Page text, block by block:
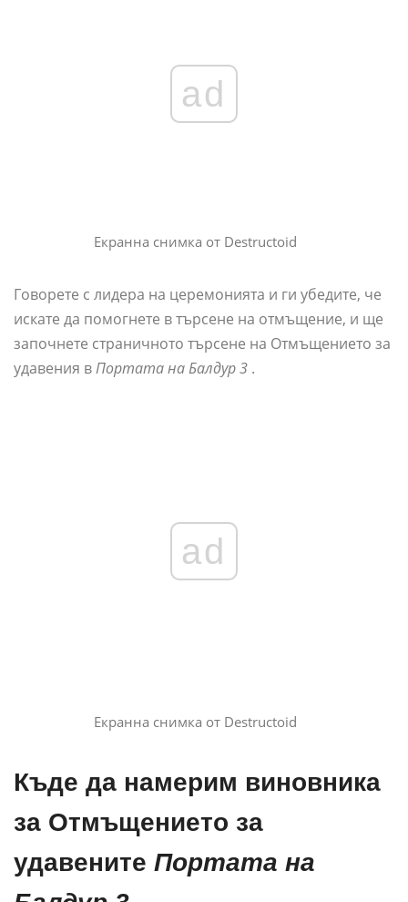
ad
Екранна снимка от Destructoid
Говорете с лидера на церемонията и ги убедите, че
искате да помогнете в търсене на отмъщение, и ще
започнете страничното търсене на Отмъщението за
удавения вПортата на Балдур 3 .
ad
Екранна снимка от Destructoid
Къде да намерим виновника
за Отмъщението за
удавените Портата на